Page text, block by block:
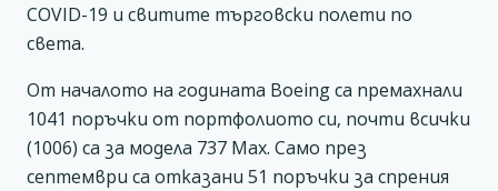
COVID-19 и свитите търговски полети по
света.
От началото на годината Boeing са премахнали
1041 поръчки от портфолиото си, почти всички
(1006) са за модела 737 Max. Само през
септември са отказани 51 поръчки за спрения